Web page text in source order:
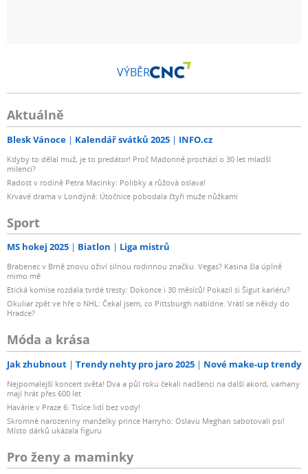
VÝBĚR
Aktuálně
Blesk Vánoce Kalendář svátků 2025 INFO.cz
Kdyby to dělal muž, je to predátor! Proč Madonně prochází o 30 let mladší
milenci?
Radost v rodině Petra Macinky: Polibky a růžová oslava!
Krvavé drama v Londýně: Útočnice pobodala čtyři muže nůžkami
Sport
MS hokej 2025 Biatlon Liga mistrů
Brabenec v Brně znovu oživí silnou rodinnou značku. Vegas? Kasina šla úplně
mimo mě
Etická komise rozdala tvrdé tresty: Dokonce i 30 měsíců! Pokazil si Šigut kariéru?
Okuliar zpět ve hře o NHL: Čekal jsem, co Pittsburgh nabídne. Vrátí se někdy do
Hradce?
Móda a krása
Jak zhubnout Trendy nehty pro jaro 2025 Nové make-up trendy
Nejpomalejší koncert světa! Dva a půl roku čekali nadšenci na další akord, varhany
mají hrát přes 600 let
Havárie v Praze 6: Tisíce lidí bez vody!
Skromné narozeniny manželky prince Harryho: Oslavu Meghan sabotovali psi!
Místo dárků ukázala figuru
Pro ženy a maminky